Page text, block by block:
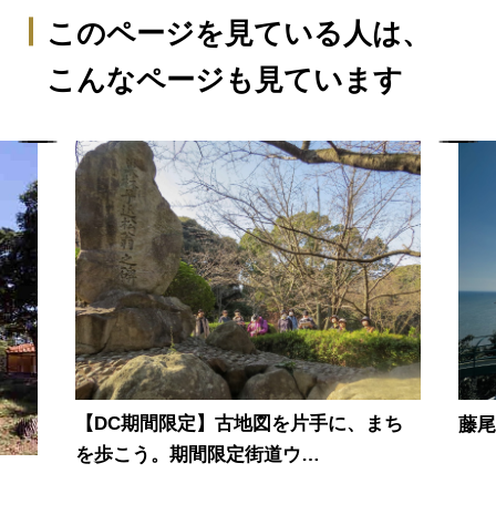
このページを見ている人は、
こんなページも見ています
【DC期間限定】古地図を片手に、まち
を歩こう。期間限定街道ウ…
藤